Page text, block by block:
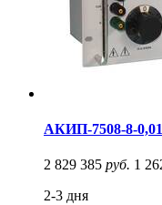
АКИП-7508-8-
2 829 385 руб. 1
2-3 дня